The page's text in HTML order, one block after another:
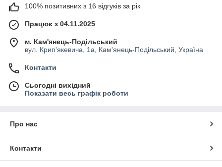
100% позитивних з 16 відгуків за рік
Працює з 04.11.2025
м. Кам'янець-Подільський
вул. Крип'якевича, 1а, Кам'янець-Подільський, Україна
Контакти
Сьогодні вихідний
Показати весь графік роботи
Про нас
Контакти